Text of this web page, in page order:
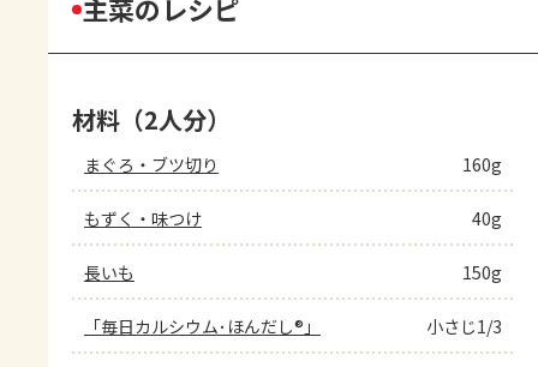
主菜のレシピ
材料（2人分）
まぐろ・ブツ切り 160g
もずく・味つけ 40g
長いも 150g
「毎日カルシウム･ほんだし®」 小さじ1/3